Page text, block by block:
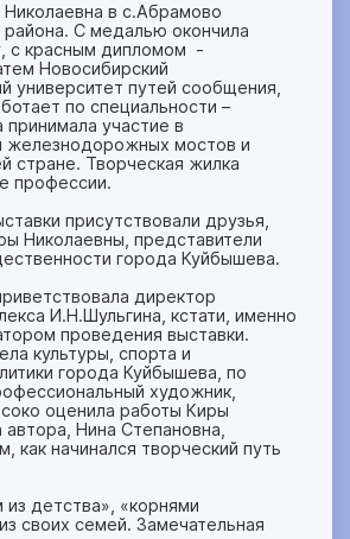
в с.Абрамово
С медалью окончила
с красным дипломом -
Новосибирский
университет путей сообщения,
по специальности –
участие в
железнодорожных мостов и
стране. Творческая жилка
профессии.
присутствовали друзья,
Николаевны, представители
города Куйбышева.
директор
И.Н.Шульгина, кстати, именно
проведения выставки.
культуры, спорта и
города Куйбышева, по
художник,
оценила работы Киры
Нина Степановна,
как начинался творческий путь
детства», «корнями
своих семей. Замечательная